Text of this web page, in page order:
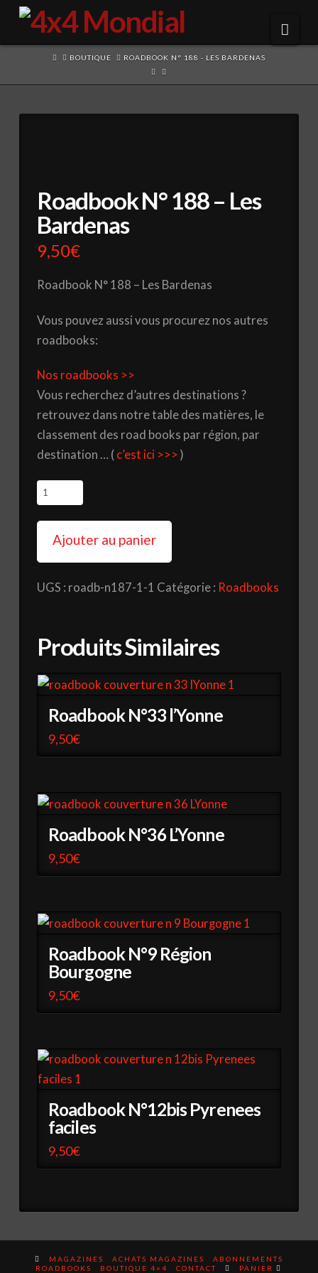
HOMEBOUTIQUE ROADBOOK N° 188 - LES BARDENAS
Roadbook N° 188 – Les
Bardenas
9,50€
Roadbook N° 188 – Les Bardenas
Vous pouvez aussi vous procurez nos autres
roadbooks:
Nos roadbooks >>
Vous recherchez d’autres destinations ?
retrouvez dans notre table des matières, le
classement des road books par région, par
destination … ( c’est ici >>> )
quantité
de
-
Ajouter au panier
UGS : roadb-n187-1-1 Catégorie : Roadbooks
Produits Similaires
Roadbook N°33 l’Yonne
9,50€
Roadbook N°36 L’Yonne
9,50€
Roadbook N°9 Région
Bourgogne
9,50€
Roadbook N°12bis Pyrenees
faciles
9,50€
MAGAZINES ACHATS MAGAZINES
ABONNEMENTS
ROADBOOKS
BOUTIQUE 4×4 CONTACT PANIER